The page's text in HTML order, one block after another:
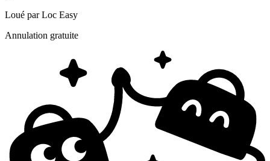
Loué parLoc Easy
Annulation gratuite